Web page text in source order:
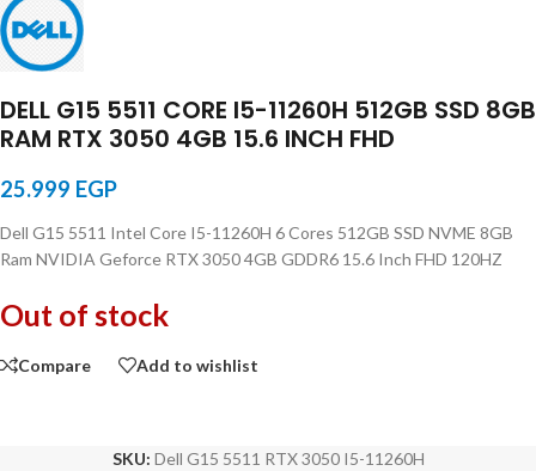
DELL G15 5511 CORE I5-11260H 512GB SSD 8GB
RAM RTX 3050 4GB 15.6 INCH FHD
25.999 EGP
Dell G15 5511 Intel Core I5-11260H 6 Cores 512GB SSD NVME 8GB
Ram NVIDIA Geforce RTX 3050 4GB GDDR6 15.6 Inch FHD 120HZ
Out of stock
Compare Add to wishlist
SKU: Dell G15 5511 RTX 3050 I5-11260H